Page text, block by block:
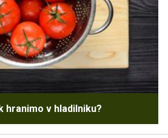
hranimo v hladilniku?